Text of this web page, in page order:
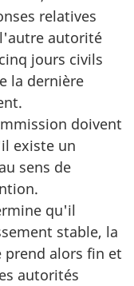
relatives
autorité
jours civils
la dernière
doivent
existe un
sens de
qu'il
stable, la
alors fin et
autorités